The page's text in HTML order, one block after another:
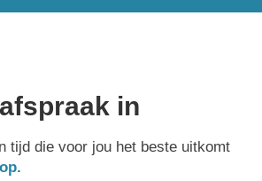
in
tijd die voor jou het beste uitkomt